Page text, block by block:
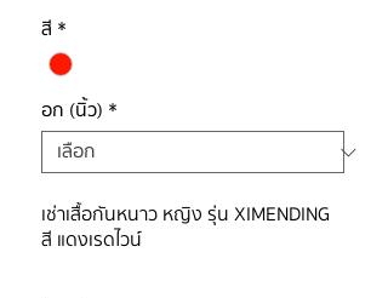
สี *
อก (นิ้ว) *
เช่าเสื้อกันหนาว หญิง รุ่น XIMENDING
สี แดงเรดไวน์